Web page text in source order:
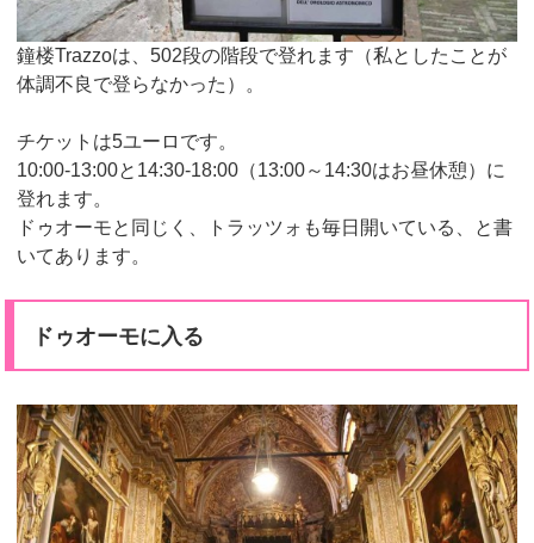
鐘楼Trazzoは、502段の階段で登れます（私としたことが
体調不良で登らなかった）。
チケットは5ユーロです。
10:00-13:00と14:30-18:00（13:00～14:30はお昼休憩）に
登れます。
ドゥオーモと同じく、トラッツォも毎日開いている、と書
いてあります。
ドゥオーモに入る